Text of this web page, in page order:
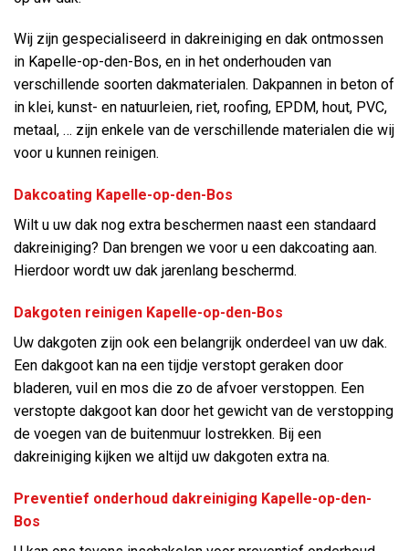
Wij zijn gespecialiseerd in dakreiniging en dak ontmossen
in Kapelle-op-den-Bos, en in het onderhouden van
verschillende soorten dakmaterialen. Dakpannen in beton of
in klei, kunst- en natuurleien, riet, roofing, EPDM, hout, PVC,
metaal, … zijn enkele van de verschillende materialen die wij
voor u kunnen reinigen.
Dakcoating Kapelle-op-den-Bos
Wilt u uw dak nog extra beschermen naast een standaard
dakreiniging? Dan brengen we voor u een dakcoating aan.
Hierdoor wordt uw dak jarenlang beschermd.
Dakgoten reinigen Kapelle-op-den-Bos
Uw dakgoten zijn ook een belangrijk onderdeel van uw dak.
Een dakgoot kan na een tijdje verstopt geraken door
bladeren, vuil en mos die zo de afvoer verstoppen. Een
verstopte dakgoot kan door het gewicht van de verstopping
de voegen van de buitenmuur lostrekken. Bij een
dakreiniging kijken we altijd uw dakgoten extra na.
Preventief onderhoud dakreiniging Kapelle-op-den-
Bos